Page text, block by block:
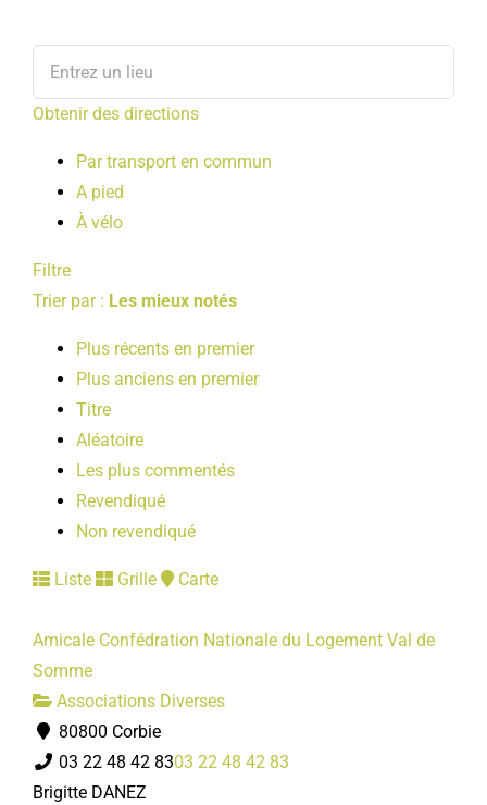
Obtenir des directions
Par transport en commun
A pied
À vélo
Filtre
Trier par : Les mieux notés
Plus récents en premier
Plus anciens en premier
Titre
Aléatoire
Les plus commentés
Revendiqué
Non revendiqué
Liste Grille Carte
Amicale Confédration Nationale du Logement Val de
Somme
Associations Diverses
80800 Corbie
03 22 48 42 8303 22 48 42 83
Brigitte DANEZ